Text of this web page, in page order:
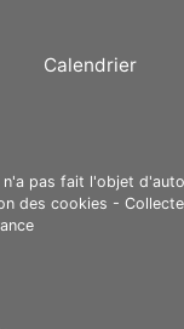
Calendrier
pas fait l'objet
des cookies -